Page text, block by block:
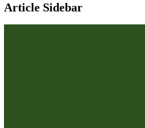
Article Sidebar